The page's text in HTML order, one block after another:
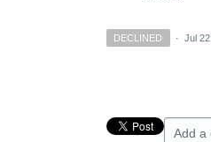
DECLINED · Jul
Add a